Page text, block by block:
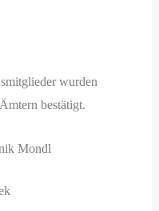
wurden
bestätigt.
Mondl